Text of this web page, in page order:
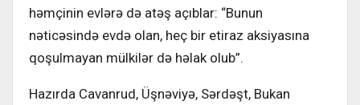
həmçinin evlərə də atəş açıblar: “Bunun
nəticəsində evdə olan, heç bir etiraz aksiyasına
qoşulmayan mülkilər də həlak olub”.
Hazırda Cavanrud, Üşnəviyə, Sərdəşt, Bukan